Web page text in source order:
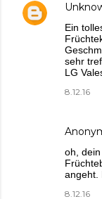
Ein
sehr
LG
8.12.16
oh,
angeht.
8.12.16